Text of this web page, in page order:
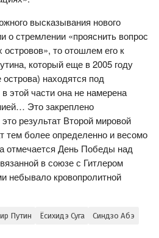
высказывания нового
о стремлении «прояснить вопрос
то отошлем его к
который еще в 2005 году
находятся под
этой части она не намерена
Это закреплено
результат Второй мировой
тем более определенно и весомо
отмечается День Победы над
в союзе с Гитлером
небывало кровопролитной
Путин Ёсихидэ Суга Синдзо Абэ